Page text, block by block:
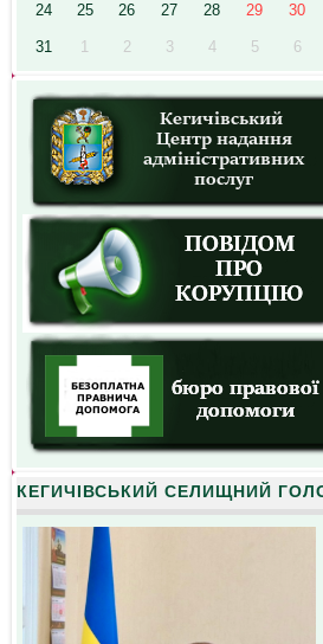
24 25 26 27 28 29 30
31 1 2 3 4 5 6
КЕГИЧІВСЬКИЙ СЕЛИЩНИЙ